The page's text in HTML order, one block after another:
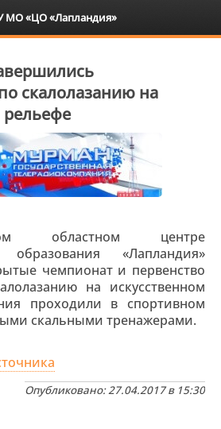
скалолазанию на
рельефе
областном центре
образования «Лапландия»
чемпионат и первенство
на искусственном
проходили в спортивном
скальными тренажерами.
Опубликовано: 27.04.2017 в 15:30
МО «ЦО «Лапландия»